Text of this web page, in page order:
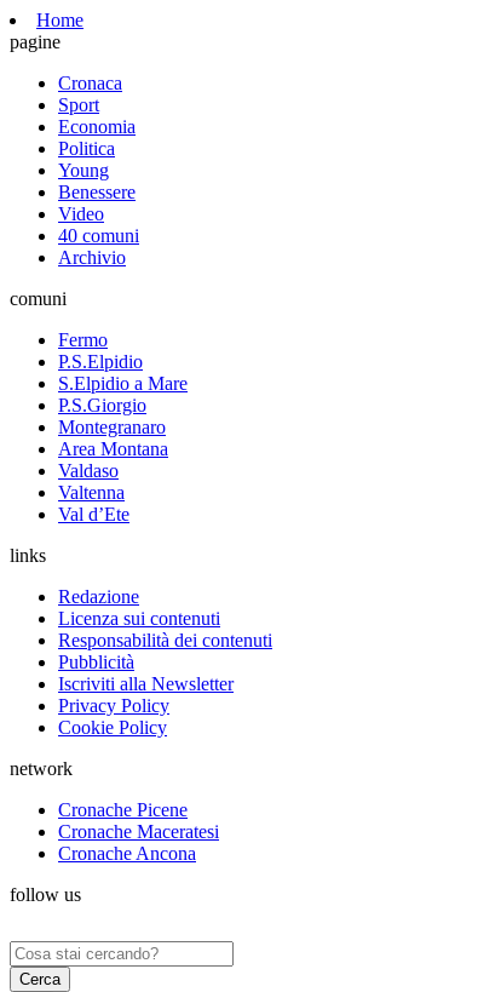
Home
pagine
Cronaca
Sport
Economia
Politica
Young
Benessere
Video
40 comuni
Archivio
comuni
Fermo
P.S.Elpidio
S.Elpidio a Mare
P.S.Giorgio
Montegranaro
Area Montana
Valdaso
Valtenna
Val d’Ete
links
Redazione
Licenza sui contenuti
Responsabilità dei contenuti
Pubblicità
Iscriviti alla Newsletter
Privacy Policy
Cookie Policy
network
Cronache Picene
Cronache Maceratesi
Cronache Ancona
follow us
Ricerca
per: